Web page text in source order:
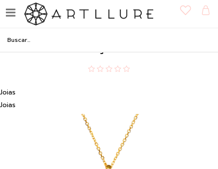
Pingente Familia em Ouro
18K - Coleção Medalhas
Joias
Joias